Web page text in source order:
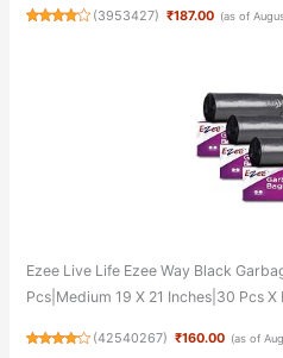
(3953427) ₹187.00 (as of
Ezee Live Life Ezee Way Black
Pcs|Medium 19 X 21 Inches|30 Pcs
(42540267) ₹160.00 (as of